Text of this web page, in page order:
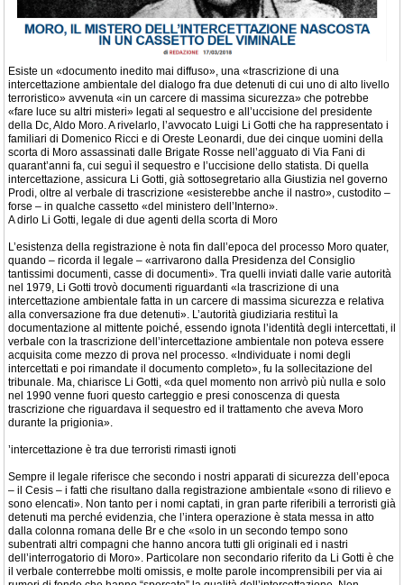
Esiste un «documento inedito mai diffuso», una «trascrizione di una
intercettazione ambientale del dialogo fra due detenuti di cui uno di alto livello
terroristico» avvenuta «in un carcere di massima sicurezza» che potrebbe
«fare luce su altri misteri» legati al sequestro e all’uccisione del presidente
della Dc, Aldo Moro. A rivelarlo, l’avvocato Luigi Li Gotti che ha rappresentato i
familiari di Domenico Ricci e di Oreste Leonardi, due dei cinque uomini della
scorta di Moro assassinati dalle Brigate Rosse nell’agguato di Via Fani di
quarant’anni fa, cui seguì il sequestro e l’uccisione dello statista. Di quella
intercettazione, assicura Li Gotti, già sottosegretario alla Giustizia nel governo
Prodi, oltre al verbale di trascrizione «esisterebbe anche il nastro», custodito –
forse – in qualche cassetto «del ministero dell’Interno».
A dirlo Li Gotti, legale di due agenti della scorta di Moro
L’esistenza della registrazione è nota fin dall’epoca del processo Moro quater,
quando – ricorda il legale – «arrivarono dalla Presidenza del Consiglio
tantissimi documenti, casse di documenti». Tra quelli inviati dalle varie autorità
nel 1979, Li Gotti trovò documenti riguardanti «la trascrizione di una
intercettazione ambientale fatta in un carcere di massima sicurezza e relativa
alla conversazione fra due detenuti». L’autorità giudiziaria restituì la
documentazione al mittente poiché, essendo ignota l’identità degli intercettati, il
verbale con la trascrizione dell’intercettazione ambientale non poteva essere
acquisita come mezzo di prova nel processo. «Individuate i nomi degli
intercettati e poi rimandate il documento completo», fu la sollecitazione del
tribunale. Ma, chiarisce Li Gotti, «da quel momento non arrivò più nulla e solo
nel 1990 venne fuori questo carteggio e presi conoscenza di questa
trascrizione che riguardava il sequestro ed il trattamento che aveva Moro
durante la prigionia».
’intercettazione è tra due terroristi rimasti ignoti
Sempre il legale riferisce che secondo i nostri apparati di sicurezza dell’epoca
– il Cesis – i fatti che risultano dalla registrazione ambientale «sono di rilievo e
sono elencati». Non tanto per i nomi captati, in gran parte riferibili a terroristi già
detenuti ma perché evidenzia, che l’intera operazione è stata messa in atto
dalla colonna romana delle Br e che «solo in un secondo tempo sono
subentrati altri compagni che hanno ancora tutti gli originali ed i nastri
dell’interrogatorio di Moro». Particolare non secondario riferito da Li Gotti è che
il verbale conterrebbe molti omissis, e molte parole incomprensibili per via ai